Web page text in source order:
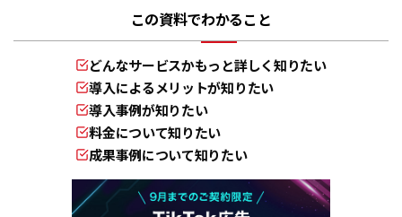
この資料でわかること
どんなサービスかもっと詳しく知りたい
導入によるメリットが知りたい
導入事例が知りたい
料金について知りたい
成果事例について知りたい